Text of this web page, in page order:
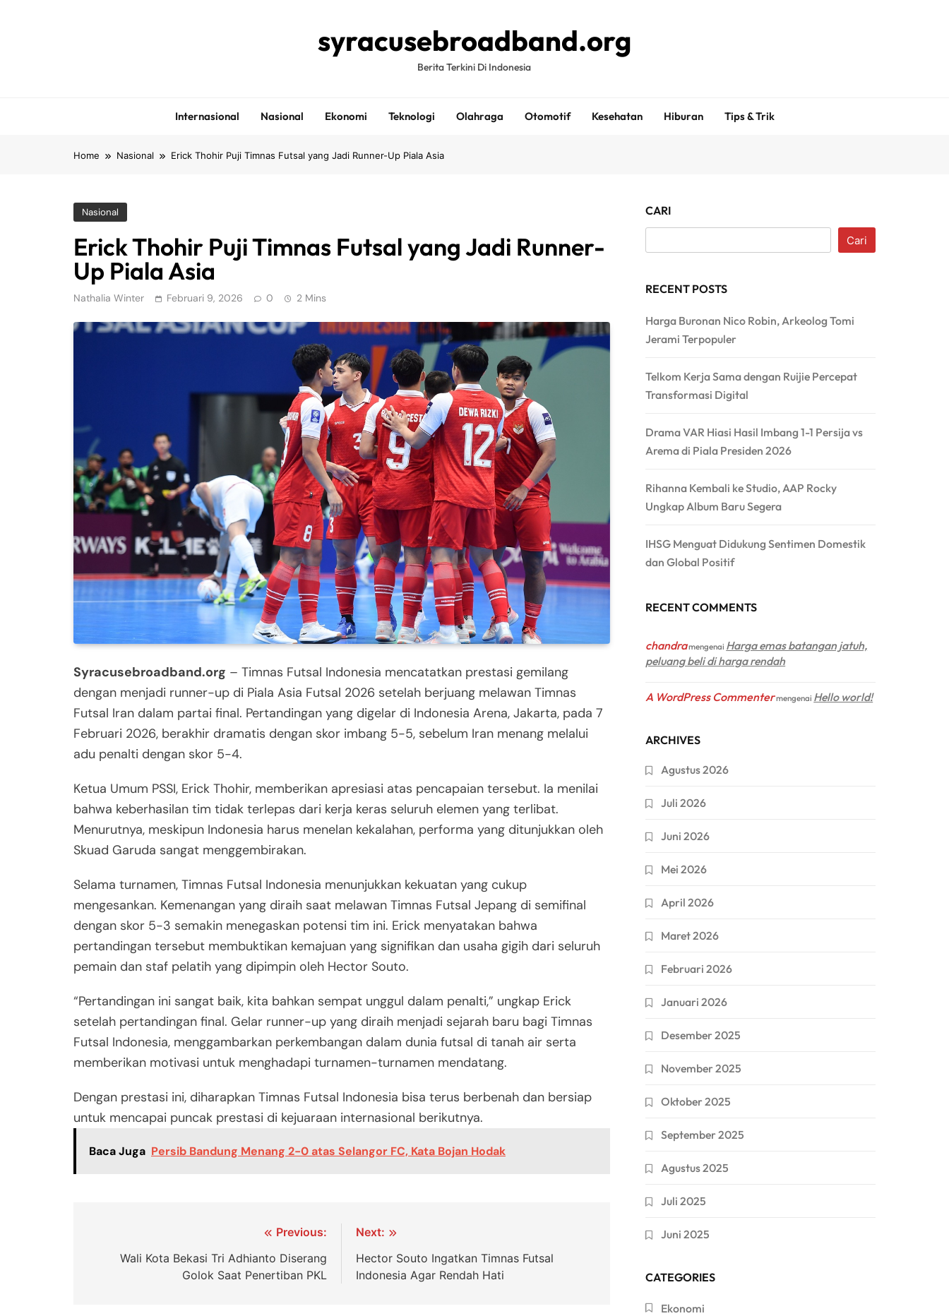
syracusebroadband.org
Berita Terkini Di Indonesia
Internasional Nasional Ekonomi Teknologi Olahraga Otomotif Kesehatan Hiburan Tips & Trik
Home Nasional Erick Thohir Puji Timnas Futsal yang Jadi Runner-Up Piala Asia
Nasional
Erick Thohir Puji Timnas Futsal yang Jadi Runner-
Up Piala Asia
Nathalia Winter Februari 9, 2026 0 2 Mins
Syracusebroadband.org – Timnas Futsal Indonesia mencatatkan prestasi gemilang
dengan menjadi runner-up di Piala Asia Futsal 2026 setelah berjuang melawan Timnas
Futsal Iran dalam partai final. Pertandingan yang digelar di Indonesia Arena, Jakarta, pada 7
Februari 2026, berakhir dramatis dengan skor imbang 5-5, sebelum Iran menang melalui
adu penalti dengan skor 5-4.
Ketua Umum PSSI, Erick Thohir, memberikan apresiasi atas pencapaian tersebut. Ia menilai
bahwa keberhasilan tim tidak terlepas dari kerja keras seluruh elemen yang terlibat.
Menurutnya, meskipun Indonesia harus menelan kekalahan, performa yang ditunjukkan oleh
Skuad Garuda sangat menggembirakan.
Selama turnamen, Timnas Futsal Indonesia menunjukkan kekuatan yang cukup
mengesankan. Kemenangan yang diraih saat melawan Timnas Futsal Jepang di semifinal
dengan skor 5-3 semakin menegaskan potensi tim ini. Erick menyatakan bahwa
pertandingan tersebut membuktikan kemajuan yang signifikan dan usaha gigih dari seluruh
pemain dan staf pelatih yang dipimpin oleh Hector Souto.
“Pertandingan ini sangat baik, kita bahkan sempat unggul dalam penalti,” ungkap Erick
setelah pertandingan final. Gelar runner-up yang diraih menjadi sejarah baru bagi Timnas
Futsal Indonesia, menggambarkan perkembangan dalam dunia futsal di tanah air serta
memberikan motivasi untuk menghadapi turnamen-turnamen mendatang.
Dengan prestasi ini, diharapkan Timnas Futsal Indonesia bisa terus berbenah dan bersiap
untuk mencapai puncak prestasi di kejuaraan internasional berikutnya.
Baca Juga Persib Bandung Menang 2-0 atas Selangor FC, Kata Bojan Hodak
Previous:
Wali Kota Bekasi Tri Adhianto Diserang
Golok Saat Penertiban PKL
Next:
Hector Souto Ingatkan Timnas Futsal
Indonesia Agar Rendah Hati
CARI
Cari
RECENT POSTS
Harga Buronan Nico Robin, Arkeolog Tomi
Jerami Terpopuler
Telkom Kerja Sama dengan Ruijie Percepat
Transformasi Digital
Drama VAR Hiasi Hasil Imbang 1-1 Persija vs
Arema di Piala Presiden 2026
Rihanna Kembali ke Studio, AAP Rocky
Ungkap Album Baru Segera
IHSG Menguat Didukung Sentimen Domestik
dan Global Positif
RECENT COMMENTS
chandramengenai Harga emas batangan jatuh,
peluang beli di harga rendah
A WordPress Commentermengenai Hello world!
ARCHIVES
Agustus 2026
Juli 2026
Juni 2026
Mei 2026
April 2026
Maret 2026
Februari 2026
Januari 2026
Desember 2025
November 2025
Oktober 2025
September 2025
Agustus 2025
Juli 2025
Juni 2025
CATEGORIES
Ekonomi